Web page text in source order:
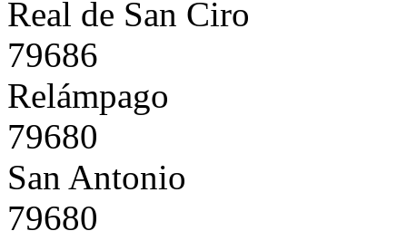
Real de San Ciro
79686
Relámpago
79680
San Antonio
79680